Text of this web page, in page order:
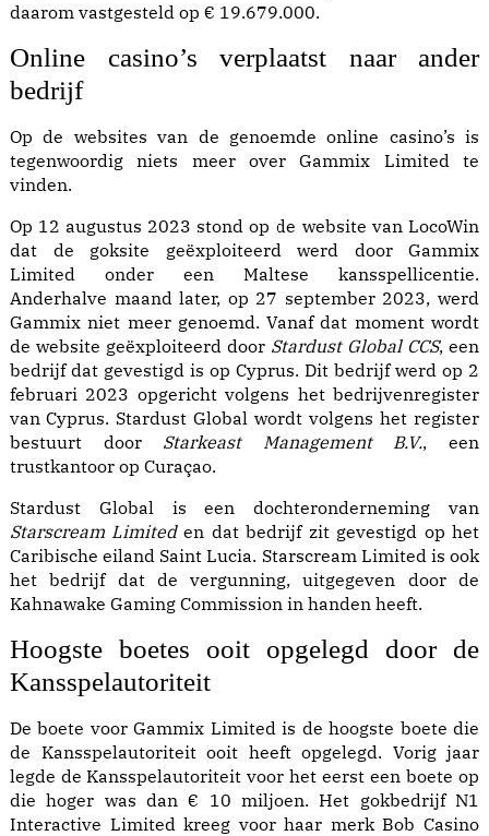
daarom vastgesteld op € 19.679.000.
Online casino’s verplaatst naar ander
bedrijf
Op de websites van de genoemde online casino’s is
tegenwoordig niets meer over Gammix Limited te
vinden.
Op 12 augustus 2023 stond op de website van LocoWin
dat de goksite geëxploiteerd werd door Gammix
Limited onder een Maltese kansspellicentie.
Anderhalve maand later, op 27 september 2023, werd
Gammix niet meer genoemd. Vanaf dat moment wordt
de website geëxploiteerd door Stardust Global CCS, een
bedrijf dat gevestigd is op Cyprus. Dit bedrijf werd op 2
februari 2023 opgericht volgens het bedrijvenregister
van Cyprus. Stardust Global wordt volgens het register
bestuurt door Starkeast Management B.V., een
trustkantoor op Curaçao.
Stardust Global is een dochteronderneming van
Starscream Limiteden dat bedrijf zit gevestigd op het
Caribische eiland Saint Lucia. Starscream Limited is ook
het bedrijf dat de vergunning, uitgegeven door de
Kahnawake Gaming Commission in handen heeft.
Hoogste boetes ooit opgelegd door de
Kansspelautoriteit
De boete voor Gammix Limited is de hoogste boete die
de Kansspelautoriteit ooit heeft opgelegd. Vorig jaar
legde de Kansspelautoriteit voor het eerst een boete op
die hoger was dan € 10 miljoen. Het gokbedrijf N1
Interactive Limited kreeg voor haar merk Bob Casino